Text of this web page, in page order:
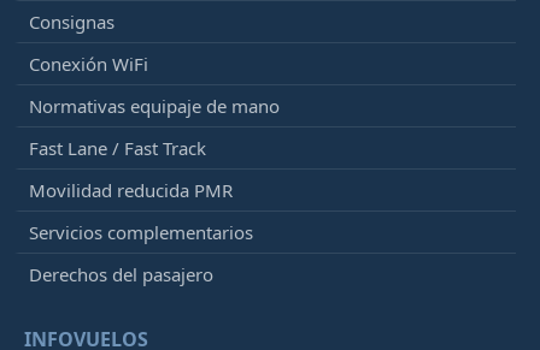
Consignas
Conexión WiFi
Normativas equipaje de mano
Fast Lane / Fast Track
Movilidad reducida PMR
Servicios complementarios
Derechos del pasajero
INFOVUELOS